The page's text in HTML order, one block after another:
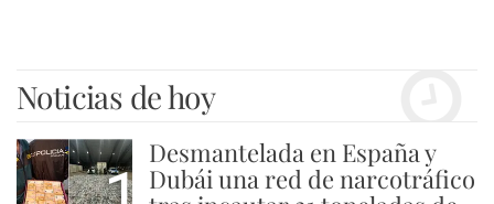
Noticias de hoy
Desmantelada en España y
Dubái una red de narcotráfico